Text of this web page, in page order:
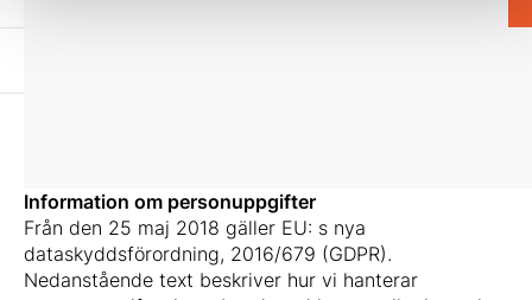
Information om personuppgifter
Från den 25 maj 2018 gäller EU: s nya
dataskyddsförordning, 2016/679 (GDPR).
Nedanstående text beskriver hur vi hanterar